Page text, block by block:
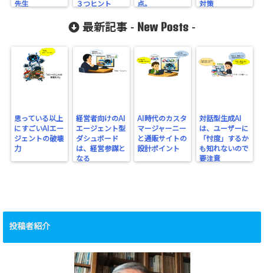
先生
３つヒント
点。
対策
最新記事 - New Posts -
思っている以上
にすごいAIエー
ジェントの破壊
力
経営者向けのAI
エージェント型
ダシュボード
は、経営参謀と
なる
AI時代のカスタ
マージャーニー
と通販サイトの
設計ポイント
対話型生成AI
は、ユーザーに
「忖度」するか
も知れないので
要注意
投稿者紹介